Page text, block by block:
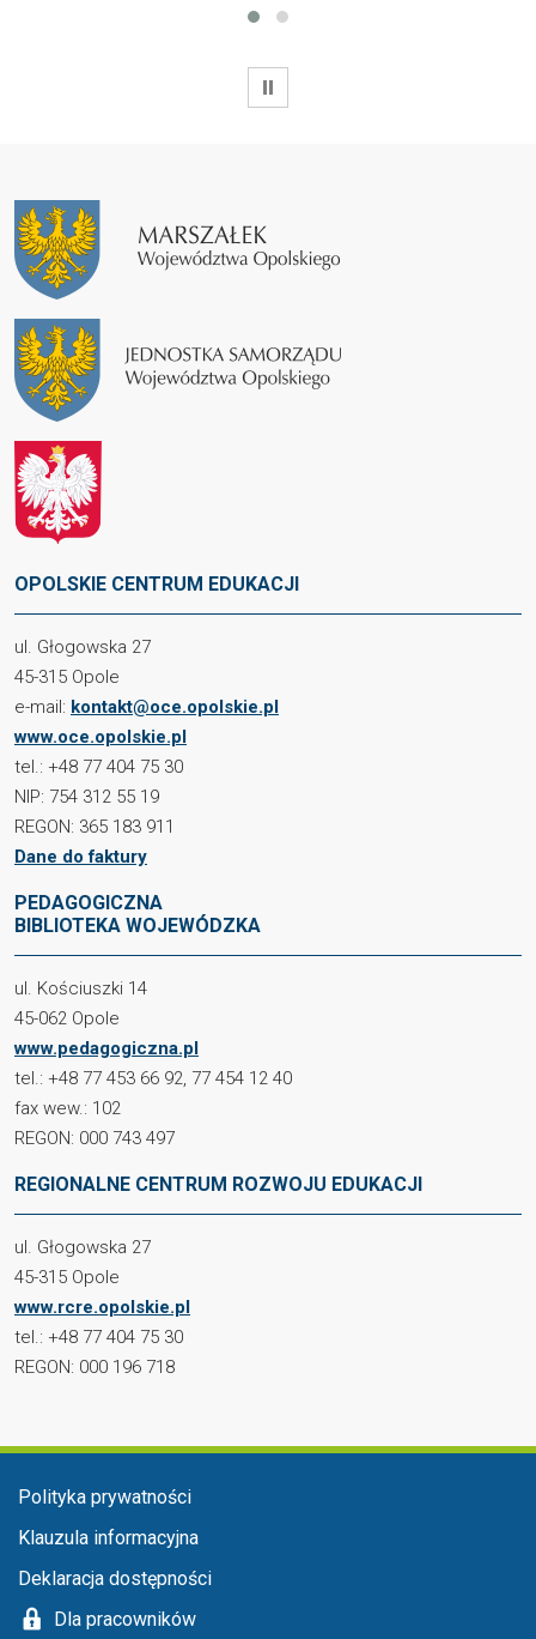
WSTRZYMAJ
OPOLSKIE CENTRUM EDUKACJI
ul. Głogowska 27
45-315 Opole
e-mail: kontakt@oce.opolskie.pl
www.oce.opolskie.pl
tel.: +48 77 404 75 30
NIP: 754 312 55 19
REGON: 365 183 911
Dane do faktury
PEDAGOGICZNA
BIBLIOTEKA WOJEWÓDZKA
ul. Kościuszki 14
45-062 Opole
www.pedagogiczna.pl
tel.: +48 77 453 66 92, 77 454 12 40
fax wew.: 102
REGON: 000 743 497
REGIONALNE CENTRUM ROZWOJU EDUKACJI
ul. Głogowska 27
45-315 Opole
www.rcre.opolskie.pl
tel.: +48 77 404 75 30
REGON: 000 196 718
Menu stopka
Polityka prywatności
Klauzula informacyjna
Deklaracja dostępności
Dla pracowników